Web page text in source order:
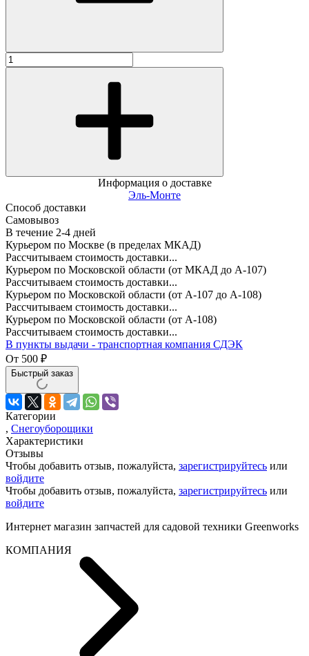
Информация о доставке
Эль-Монте
Способ доставки
Самовывоз
В течение 2-4 дней
Курьером по Москве (в пределах МКАД)
Рассчитываем стоимость доставки...
Курьером по Московской области (от МКАД до А-107)
Рассчитываем стоимость доставки...
Курьером по Московской области (от А-107 до А-108)
Рассчитываем стоимость доставки...
Курьером по Московской области (от А-108)
Рассчитываем стоимость доставки...
В пункты выдачи - транспортная компания СДЭК
От 500 ₽
Быстрый заказ
Категории
, Снегоуборощики
Характеристики
Отзывы
Чтобы добавить отзыв, пожалуйста, зарегистрируйтесь или
войдите
Чтобы добавить отзыв, пожалуйста, зарегистрируйтесь или
войдите
Интернет магазин запчастей для садовой техники Greenworks
КОМПАНИЯ